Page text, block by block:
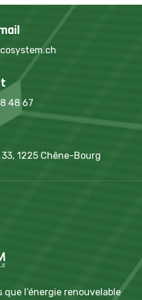
48 67
1225 Chêne-Bourg
l’énergie renouvelable